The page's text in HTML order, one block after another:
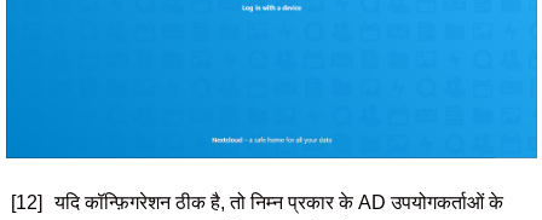
[12]
यदि कॉन्फ़िगरेशन ठीक है, तो निम्न प्रकार के AD उपयोगकर्ताओं के